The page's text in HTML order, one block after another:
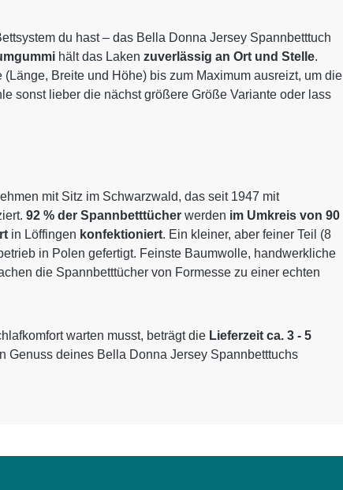
du hast – das Bella Donna Jersey Spannbetttuch
hält das Laken zuverlässig an Ort und Stelle.
Breite und Höhe) bis zum Maximum ausreizt, um die
sonst lieber die nächst größere Größe Variante oder lass
mit Sitz im Schwarzwald, das seit 1947 mit
92 % der Spannbetttücher werden im Umkreis von 90
in Löffingen konfektioniert. Ein kleiner, aber feiner Teil (8
in Polen gefertigt. Feinste Baumwolle, handwerkliche
die Spannbetttücher von Formesse zu einer echten
warten musst, beträgt die Lieferzeit ca. 3 - 5
Genuss deines Bella Donna Jersey Spannbetttuchs